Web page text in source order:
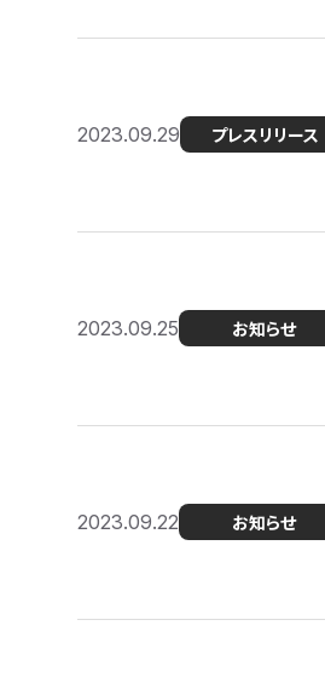
2023.09.29 プレスリリース
2023.09.25 お知らせ
2023.09.22 お知らせ